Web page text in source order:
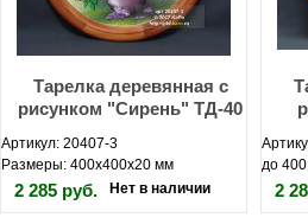
Тарелка деревянная с
рисунком "Сирень" ТД-40
Артикул: 20407-3
Размеры: 400х400х20 мм
2 285 руб. Нет в наличии
до
2